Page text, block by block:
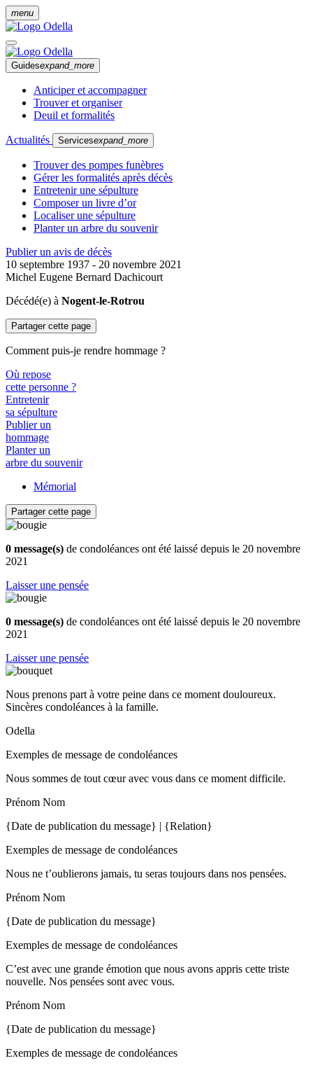
menu
Guidesexpand_more
Anticiper et accompagner
Trouver et organiser
Deuil et formalités
Actualités Servicesexpand_more
Trouver des pompes funèbres
Gérer les formalités après décès
Entretenir une sépulture
Composer un livre d’or
Localiser une sépulture
Planter un arbre du souvenir
Publier un avis de décès
10 septembre 1937 - 20 novembre 2021
Michel Eugene Bernard Dachicourt
Décédé(e) à Nogent-le-Rotrou
Partager cette page
Comment puis-je rendre hommage ?
Où repose
cette personne ?
Entretenir
sa sépulture
Publier un
hommage
Planter un
arbre du souvenir
Mémorial
Partager cette page
0 message(s) de condoléances ont été laissé depuis le 20 novembre
2021
Laisser une pensée
0 message(s) de condoléances ont été laissé depuis le 20 novembre
2021
Laisser une pensée
Nous prenons part à votre peine dans ce moment douloureux.
Sincères condoléances à la famille.
Odella
Exemples de message de condoléances
Nous sommes de tout cœur avec vous dans ce moment difficile.
Prénom Nom
{Date de publication du message} | {Relation}
Exemples de message de condoléances
Nous ne t’oublierons jamais, tu seras toujours dans nos pensées.
Prénom Nom
{Date de publication du message}
Exemples de message de condoléances
C’est avec une grande émotion que nous avons appris cette triste
nouvelle. Nos pensées sont avec vous.
Prénom Nom
{Date de publication du message}
Exemples de message de condoléances